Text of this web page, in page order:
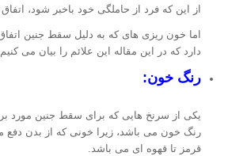
از این که فرد از حاملگی خود باخبر شود،
اما خون ریزی های که به دلیل سقط جنین
دارد که در این مقاله این علائم را بیان می
رنگ خون:
یکی از سرنخ هایی که برای سقط جنین مورد
رنگ خون می باشد، زیرا خونی که از بدن
قرمز تا قهوه ای می باشد.